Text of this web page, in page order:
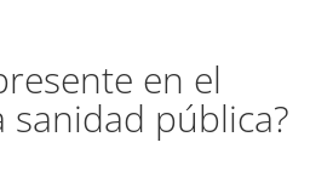
en el
pública?